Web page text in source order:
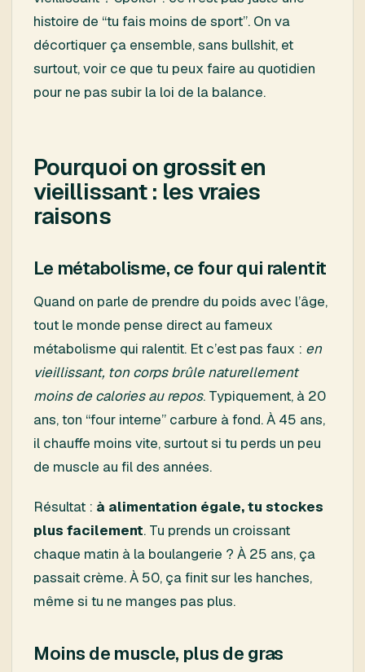
histoire de “tu fais moins de sport”. On va
décortiquer ça ensemble, sans bullshit, et
surtout, voir ce que tu peux faire au quotidien
pour ne pas subir la loi de la balance.
Pourquoi on grossit en
vieillissant : les vraies
raisons
Le métabolisme, ce four qui ralentit
Quand on parle de prendre du poids avec l’âge,
tout le monde pense direct au fameux
métabolisme qui ralentit. Et c’est pas faux : en
vieillissant, ton corps brûle naturellement
moins de calories au repos. Typiquement, à 20
ans, ton “four interne” carbure à fond. À 45 ans,
il chauffe moins vite, surtout si tu perds un peu
de muscle au fil des années.
Résultat : à alimentation égale, tu stockes
plus facilement. Tu prends un croissant
chaque matin à la boulangerie ? À 25 ans, ça
passait crème. À 50, ça finit sur les hanches,
même si tu ne manges pas plus.
Moins de muscle, plus de gras